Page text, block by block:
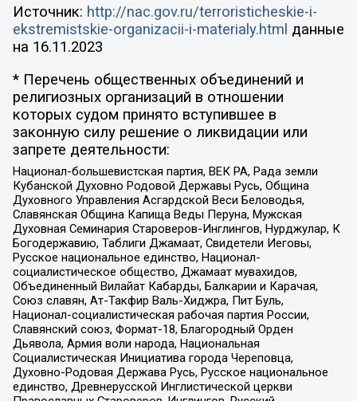
Источник: http://nac.gov.ru/terroristicheskie-i-
ekstremistskie-organizacii-i-materialy.html данные
на 16.11.2023
* Перечень общественных объединений и
религиозных организаций в отношении
которых судом принято вступившее в
законную силу решение о ликвидации или
запрете деятельности:
Национал-большевистская партия, ВЕК РА, Рада земли
Кубанской Духовно Родовой Державы Русь, Община
Духовного Управления Асгардской Веси Беловодья,
Славянская Община Капища Веды Перуна, Мужская
Духовная Семинария Староверов-Инглингов, Нурджулар, К
Богодержавию, Таблиги Джамаат, Свидетели Иеговы,
Русское национальное единство, Национал-
социалистическое общество, Джамаат мувахидов,
Объединенный Вилайат Кабарды, Балкарии и Карачая,
Союз славян, Ат-Такфир Валь-Хиджра, Пит Буль,
Национал-социалистическая рабочая партия России,
Славянский союз, Формат-18, Благородный Орден
Дьявола, Армия воли народа, Национальная
Социалистическая Инициатива города Череповца,
Духовно-Родовая Держава Русь, Русское национальное
единство, Древнерусской Инглистической церкви